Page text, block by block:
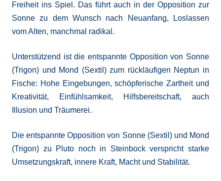
Freiheit ins Spiel. Das führt auch in der Opposition zur
Sonne zu dem Wunsch nach Neuanfang, Loslassen
vom Alten, manchmal radikal.
Unterstützend ist die entspannte Opposition von Sonne
(Trigon) und Mond (Sextil) zum rückläufigen Neptun in
Fische: Hohe Eingebungen, schöpferische Zartheit und
Kreativität, Einfühlsamkeit, Hilfsbereitschaft, auch
Illusion und Träumerei.
Die entspannte Opposition von Sonne (Sextil) und Mond
(Trigon) zu Pluto noch in Steinbock verspricht starke
Umsetzungskraft, innere Kraft, Macht und Stabilität.